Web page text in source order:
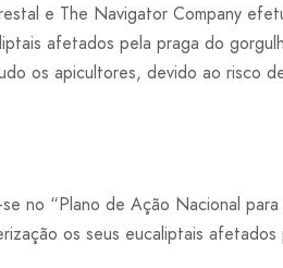
e The Navigator Company
afetados pela praga do
os apicultores, devido ao risco
se no “Plano de Ação Nacional
os seus eucaliptais